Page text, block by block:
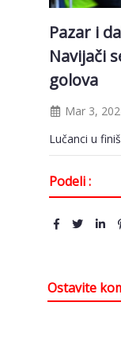
Pazar i
Navijači
golova
Mar 3,
Lučanci u
Podeli :
Ostavite